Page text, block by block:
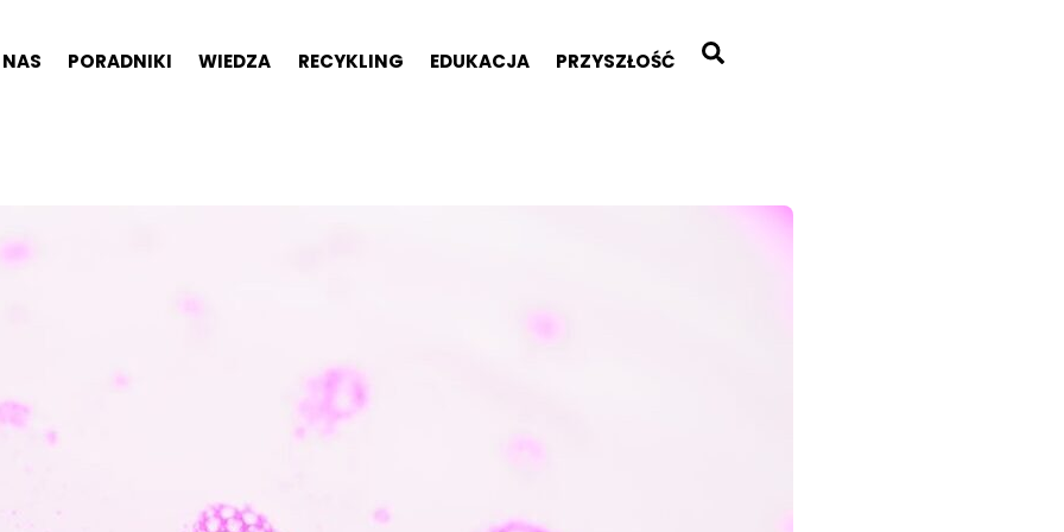
PORADNIKI WIEDZA RECYKLING EDUKACJA PRZYSZŁOŚĆ